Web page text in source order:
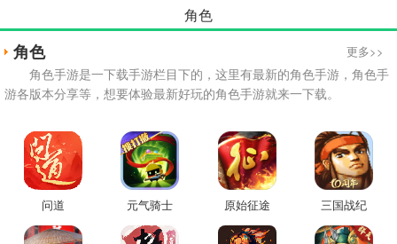
角色
角色 更多>>
角色手游是一下载手游栏目下的，这里有最新的角色手游，角色手
游各版本分享等，想要体验最新好玩的角色手游就来一下载。
问道 元气骑士 原始征途 三国战纪